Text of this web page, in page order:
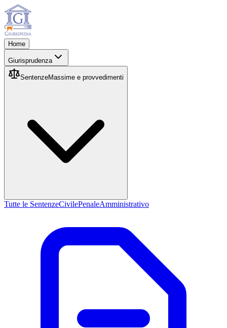
Home
Giurisprudenza
SentenzeMassime e provvedimenti
Tutte le SentenzeCivilePenaleAmministrativo